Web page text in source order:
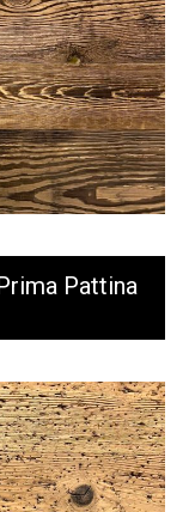
Pattina